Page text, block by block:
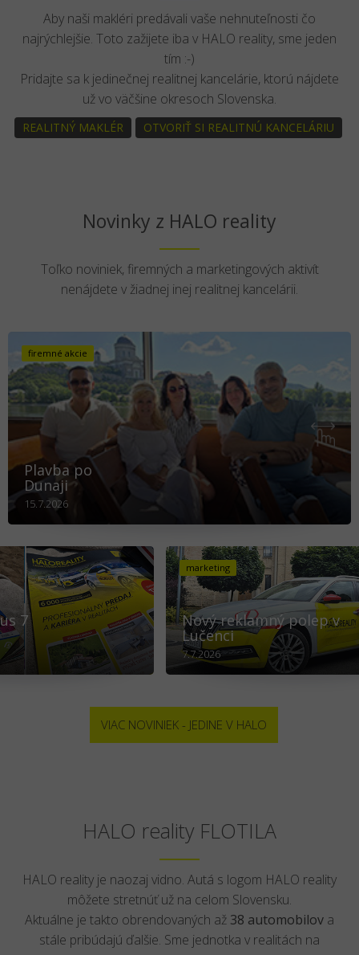
Aby naši makléri predávali vaše nehnuteľnosti čo
najrýchlejšie. Toto zažijete iba v HALO reality, sme jeden
tím :-)
Pridajte sa k jedinečnej realitnej kancelárie, ktorú nájdete
už vo väčšine okresoch Slovenska.
REALITNÝ MAKLÉR OTVORIŤ SI REALITNÚ KANCELÁRIU
Novinky z HALO reality
Toľko noviniek, firemných a marketingových aktivít
nenájdete v žiadnej inej realitnej kancelárii.
firemné akcie
Plavba po
Dunaji
15.7.2026
7
marketing
Nový reklamný polep v
Lučenci
7.7.2026
VIAC NOVINIEK - JEDINE V HALO
HALO reality FLOTILA
HALO reality je naozaj vidno. Autá s logom HALO reality
môžete stretnúť už na celom Slovensku.
Aktuálne je takto obrendovaných až 38 automobilova
stále pribúdajú ďalšie. Sme jednotka v realitách na